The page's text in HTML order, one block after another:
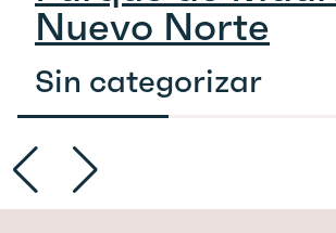
Nuevo Norte
Sin categorizar